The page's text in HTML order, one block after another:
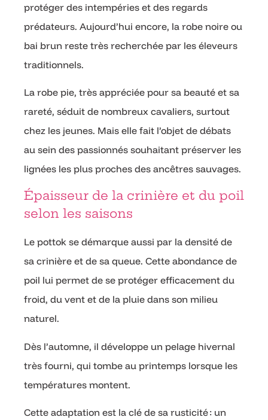
protéger des intempéries et des regards
prédateurs. Aujourd’hui encore, la robe noire ou
bai brun reste très recherchée par les éleveurs
traditionnels.
La robe pie, très appréciée pour sa beauté et sa
rareté, séduit de nombreux cavaliers, surtout
chez les jeunes. Mais elle fait l’objet de débats
au sein des passionnés souhaitant préserver les
lignées les plus proches des ancêtres sauvages.
Épaisseur de la crinière et du poil
selon les saisons
Le pottok se démarque aussi par la densité de
sa crinière et de sa queue. Cette abondance de
poil lui permet de se protéger efficacement du
froid, du vent et de la pluie dans son milieu
naturel.
Dès l’automne, il développe un pelage hivernal
très fourni, qui tombe au printemps lorsque les
températures montent.
Cette adaptation est la clé de sa rusticité : un